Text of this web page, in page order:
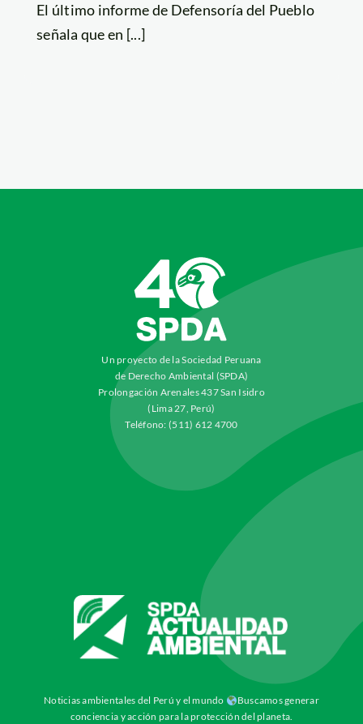
El último informe de Defensoría del Pueblo
señala que en [...]
Un proyecto de la Sociedad Peruana
de Derecho Ambiental (SPDA)
Prolongación Arenales 437 San Isidro
(Lima 27, Perú)
Teléfono: (511) 612 4700
Noticias ambientales del Perú y el mundo
Buscamos generar
conciencia y acción para la protección del planeta.